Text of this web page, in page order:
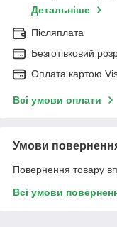
Детальніше
Післяплата
Безготівковий
Оплата картою
Всі умови оплати
Умови
Повернення товару
Всі умови